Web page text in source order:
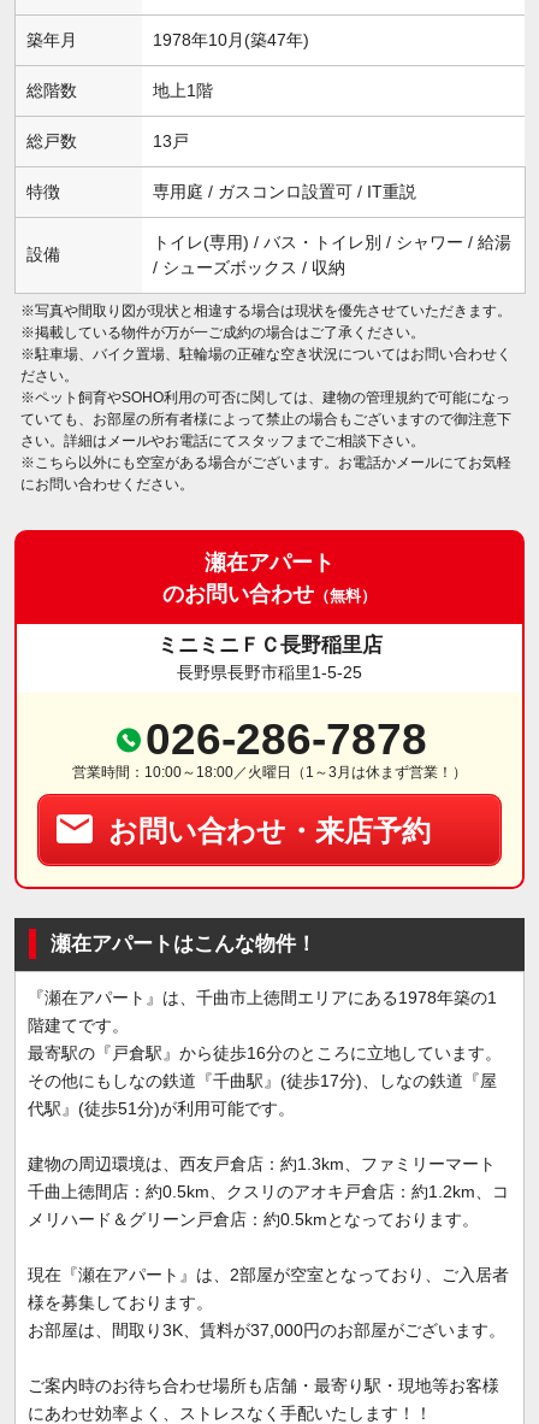
築年月 1978年10月(築47年)
総階数 地上1階
総戸数 13戸
特徴 専用庭 / ガスコンロ設置可 / IT重説
設備
トイレ(専用) / バス・トイレ別 / シャワー / 給湯
/ シューズボックス / 収納
※写真や間取り図が現状と相違する場合は現状を優先させていただきます。
※掲載している物件が万が一ご成約の場合はご了承ください。
※駐車場、バイク置場、駐輪場の正確な空き状況についてはお問い合わせく
ださい。
※ペット飼育やSOHO利用の可否に関しては、建物の管理規約で可能になっ
ていても、お部屋の所有者様によって禁止の場合もございますので御注意下
さい。詳細はメールやお電話にてスタッフまでご相談下さい。
※こちら以外にも空室がある場合がございます。お電話かメールにてお気軽
にお問い合わせください。
瀬在アパート
のお問い合わせ （無料）
ミニミニＦＣ長野稲里店
長野県長野市稲里1-5-25
026-286-7878
営業時間：10:00～18:00／火曜日（1～3月は休まず営業！）
お問い合わせ・来店予約
瀬在アパートはこんな物件！
『瀬在アパート』は、千曲市上徳間エリアにある1978年築の1
階建てです。
最寄駅の『戸倉駅』から徒歩16分のところに立地しています。
その他にもしなの鉄道『千曲駅』(徒歩17分)、しなの鉄道『屋
代駅』(徒歩51分)が利用可能です。
建物の周辺環境は、西友戸倉店：約1.3km、ファミリーマート
千曲上徳間店：約0.5km、クスリのアオキ戸倉店：約1.2km、コ
メリハード＆グリーン戸倉店：約0.5kmとなっております。
現在『瀬在アパート』は、2部屋が空室となっており、ご入居者
様を募集しております。
お部屋は、間取り3K、賃料が37,000円のお部屋がございます。
ご案内時のお待ち合わせ場所も店舗・最寄り駅・現地等お客様
にあわせ効率よく、ストレスなく手配いたします！！